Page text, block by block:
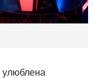
улюблена